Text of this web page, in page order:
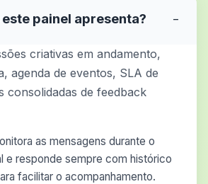
painel apresenta? −
criativas em andamento,
agenda de eventos, SLA de
consolidadas de feedback
as mensagens durante o
e responde sempre com histórico
facilitar o acompanhamento.